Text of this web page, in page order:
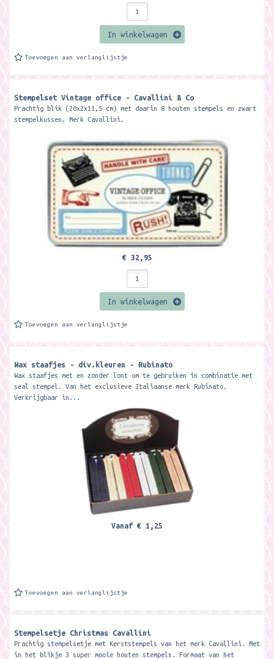
In winkelwagen
Toevoegen aan verlanglijstje
Stempelset Vintage office - Cavallini & Co
Prachtig blik (20x2x11,5 cm) met daarin 8 houten stempels en zwart
stempelkussen. Merk Cavallini.
€ 32,95
In winkelwagen
Toevoegen aan verlanglijstje
Wax staafjes - div.kleuren - Rubinato
Wax staafjes met en zonder lont om te gebruiken in combinatie met
seal stempel. Van het exclusieve Italiaanse merk Rubinato.
Verkrijgbaar in...
Vanaf € 1,25
Toevoegen aan verlanglijstje
Stempelsetje Christmas Cavallini
Prachtig stempelsetje met Kerststempels van het merk Cavallini. Met
in het blikje 3 super mooie houten stempels. Formaat van het